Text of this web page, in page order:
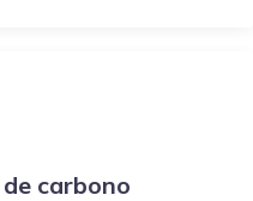
carbono